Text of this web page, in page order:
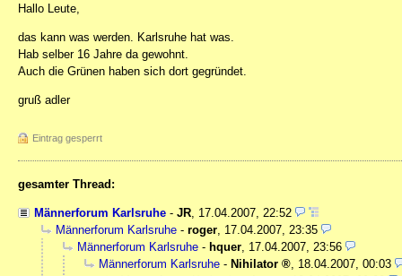
Hallo Leute,
das kann was werden. Karlsruhe hat was.
Hab selber 16 Jahre da gewohnt.
Auch die Grünen haben sich dort gegründet.
gruß adler
Eintrag gesperrt
gesamter Thread:
Männerforum Karlsruhe - JR, 17.04.2007, 22:52
Männerforum Karlsruhe - roger, 17.04.2007, 23:35
Männerforum Karlsruhe - hquer, 17.04.2007, 23:56
Männerforum Karlsruhe - Nihilator , 18.04.2007, 00:03